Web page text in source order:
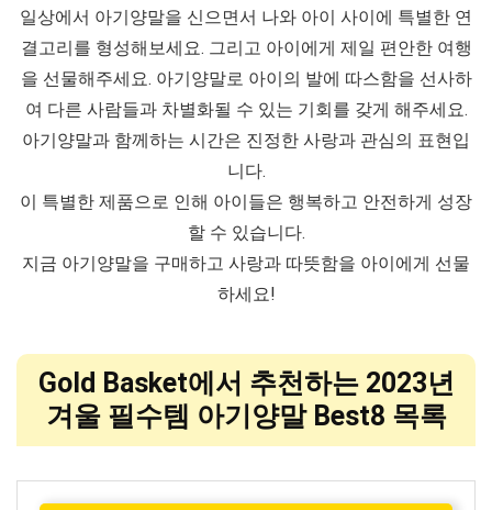
일상에서 아기양말을 신으면서 나와 아이 사이에 특별한 연
결고리를 형성해보세요. 그리고 아이에게 제일 편안한 여행
을 선물해주세요. 아기양말로 아이의 발에 따스함을 선사하
여 다른 사람들과 차별화될 수 있는 기회를 갖게 해주세요.
아기양말과 함께하는 시간은 진정한 사랑과 관심의 표현입
니다.
이 특별한 제품으로 인해 아이들은 행복하고 안전하게 성장
할 수 있습니다.
지금 아기양말을 구매하고 사랑과 따뜻함을 아이에게 선물
하세요!
Gold Basket에서 추천하는 2023년
겨울 필수템 아기양말 Best8 목록